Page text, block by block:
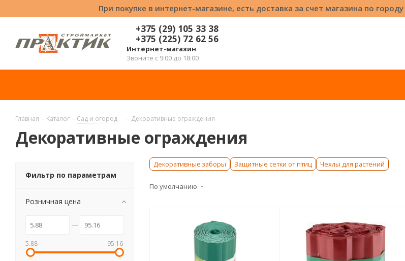
При покупке в интернет-магазине, есть доставка за счет магазина по
+375 (29) 105 33 38
+375 (225) 72 62 56
Интернет-магазин
Звоните с 9:00 до 18:00
Главная - Каталог - Сад и огород - Декоративные ограждения
Декоративные ограждения
Декоративные заборы Защитные сетки от птиц Чехлы для растений
По умолчанию
Фильтр по параметрам
Розничная цена
5.88 95.16